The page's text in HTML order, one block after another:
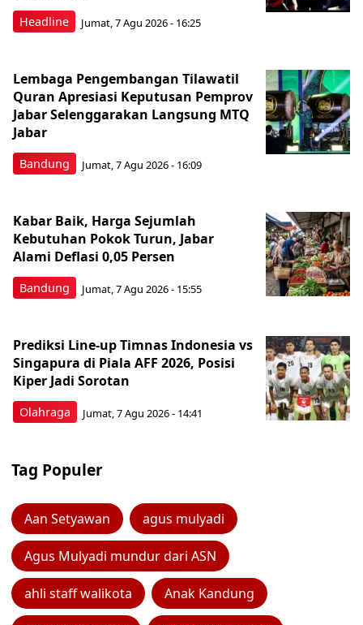
Headline Jumat, 7 Agu 2026 - 16:25
Bandung
Lembaga Pengembangan Tilawatil
Quran Apresiasi Keputusan Pemprov
Jabar Selenggarakan Langsung MTQ
Jabar
Jumat, 7 Agu 2026 - 16:09
Bandung
Kabar Baik, Harga Sejumlah
Kebutuhan Pokok Turun, Jabar
Alami Deflasi 0,05 Persen
Jumat, 7 Agu 2026 - 15:55
Olahraga
Prediksi Line-up Timnas Indonesia vs
Singapura di Piala AFF 2026, Posisi
Kiper Jadi Sorotan
Jumat, 7 Agu 2026 - 14:41
Tag Populer
Aan Setyawan agus mulyadi
Agus Mulyadi mundur dari ASN
ahli staff walikota Anak Kandung